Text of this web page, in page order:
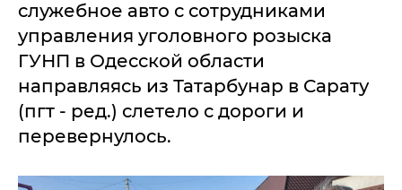
служебное авто с сотрудниками
управления уголовного розыска
ГУНП в Одесской области
направляясь из Татарбунар в Сарату
(пгт - ред.) слетело с дороги и
перевернулось.